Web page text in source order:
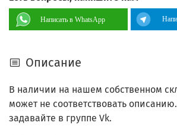
Написать в WhatsApp
Описание
В наличии на нашем собственном
может не соответствовать
задавайте в группе Vk.